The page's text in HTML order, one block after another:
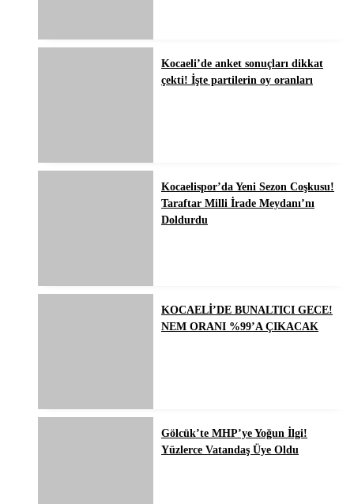
Kocaeli’de anket sonuçları dikkat
çekti! İşte partilerin oy oranları
Kocaelispor’da Yeni Sezon Coşkusu!
Taraftar Milli İrade Meydanı’nı
Doldurdu
KOCAELİ’DE BUNALTICI GECE!
NEM ORANI %99’A ÇIKACAK
Gölcük’te MHP’ye Yoğun İlgi!
Yüzlerce Vatandaş Üye Oldu